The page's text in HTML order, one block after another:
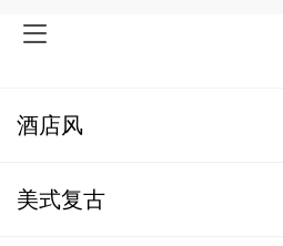
酒店风
美式复古